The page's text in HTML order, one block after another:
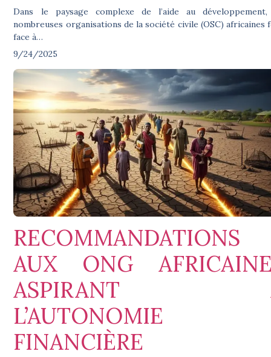
Dans le paysage complexe de l’aide au
nombreuses organisations de la société civile (OSC) africaines
face à…
9/24/2025
RECOMMANDATIONS
AUX ONG
ASPIRANT
L’AUTONOMIE
FINANCIÈRE